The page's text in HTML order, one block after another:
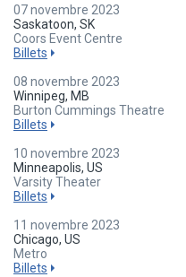
07 novembre 2023
Saskatoon, SK
Coors Event Centre
Billets
08 novembre 2023
Winnipeg, MB
Burton Cummings Theatre
Billets
10 novembre 2023
Minneapolis, US
Varsity Theater
Billets
11 novembre 2023
Chicago, US
Metro
Billets